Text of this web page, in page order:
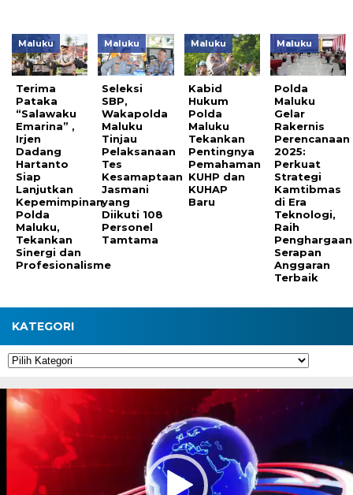
Maluku
Terima
Pataka
“Salawaku
Emarina” ,
Irjen
Dadang
Hartanto
Siap
Lanjutkan
Kepemimpinan
Polda
Maluku,
Tekankan
Sinergi dan
Profesionalisme
Maluku
Seleksi
SBP,
Wakapolda
Maluku
Tinjau
Pelaksanaan
Tes
Kesamaptaan
Jasmani
yang
Diikuti 108
Personel
Tamtama
Maluku
Kabid
Hukum
Polda
Maluku
Tekankan
Pentingnya
Pemahaman
KUHP dan
KUHAP
Baru
Maluku
Polda
Maluku
Gelar
Rakernis
Perencanaan
2025:
Perkuat
Strategi
Kamtibmas
di Era
Teknologi,
Raih
Penghargaan
Serapan
Anggaran
Terbaik
KATEGORI
Kategori
Pemutar
Video